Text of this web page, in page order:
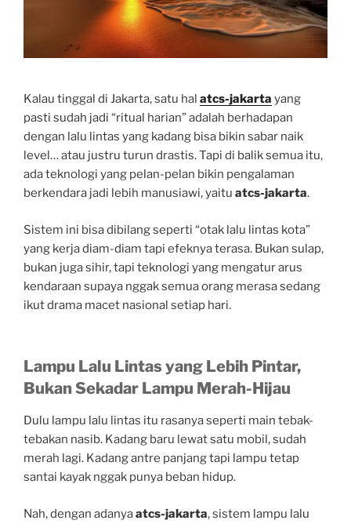
Kalau tinggal di Jakarta, satu hal atcs-jakarta yang
pasti sudah jadi “ritual harian” adalah berhadapan
dengan lalu lintas yang kadang bisa bikin sabar naik
level… atau justru turun drastis. Tapi di balik semua itu,
ada teknologi yang pelan-pelan bikin pengalaman
berkendara jadi lebih manusiawi, yaitu atcs-jakarta.
Sistem ini bisa dibilang seperti “otak lalu lintas kota”
yang kerja diam-diam tapi efeknya terasa. Bukan sulap,
bukan juga sihir, tapi teknologi yang mengatur arus
kendaraan supaya nggak semua orang merasa sedang
ikut drama macet nasional setiap hari.
Lampu Lalu Lintas yang Lebih Pintar,
Bukan Sekadar Lampu Merah-Hijau
Dulu lampu lalu lintas itu rasanya seperti main tebak-
tebakan nasib. Kadang baru lewat satu mobil, sudah
merah lagi. Kadang antre panjang tapi lampu tetap
santai kayak nggak punya beban hidup.
Nah, dengan adanyaatcs-jakarta, sistem lampu lalu